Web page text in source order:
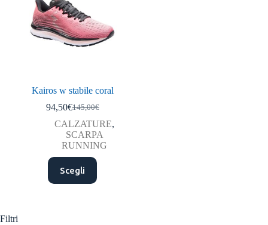
Kairos w stabile coral
145,00€
Il
prezzo
originale
era:
145,00€.
94,50€Il
prezzo
attuale
è:
94,50€.
CALZATURE,
SCARPA
RUNNING
Scegli
Questo
prodotto
ha
Filtri